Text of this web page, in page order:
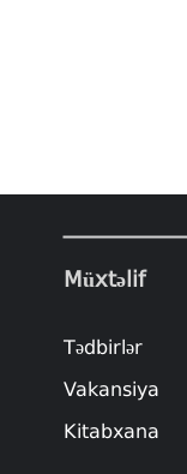
Müxtəlif
Tədbirlər
Vakansiya
Kitabxana